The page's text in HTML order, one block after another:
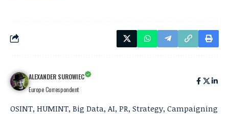
ALEXANDER SUROWIEC
Europe Correspondent
OSINT, HUMINT, Big Data, AI, PR, Strategy, Campaigning